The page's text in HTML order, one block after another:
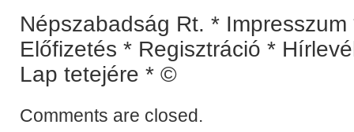
Népszabadság Rt. *
Előfizetés * Regisztráció *
Lap tetejére * ©
Comments are closed.